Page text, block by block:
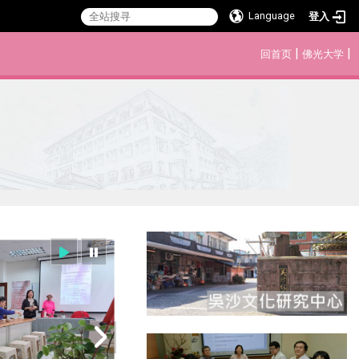
Language 登入
回首页 | 佛光大学 |